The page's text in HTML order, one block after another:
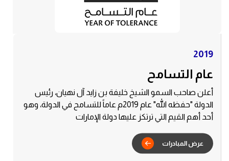
2019
عام التسامح
أعلن صاحب السمو الشيخ خليفة بن زايد آل نهيان، رئيس
الدولة "حفظه الله" عام 2019م عاماً للتسامح في الدولة، وهو
أحد أهم القيم التي ترتكز عليها دولة الإمارات